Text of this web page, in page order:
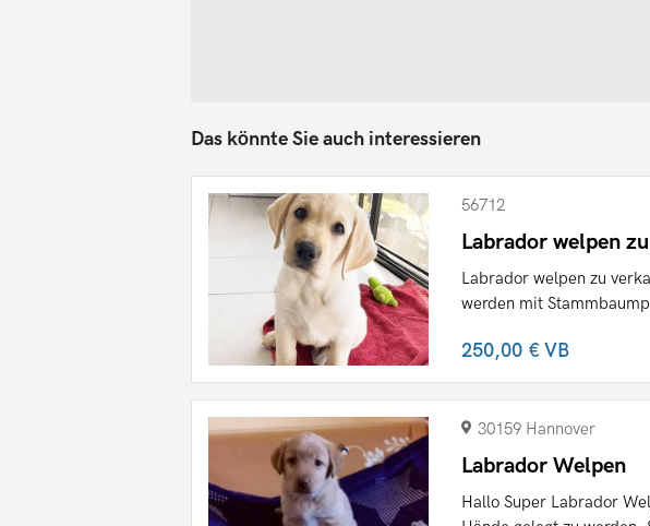
Das könnte Sie auch interessieren
56712
Labrador welpen
Labrador welpen zu
werden mit
250,00 €VB
30159 Hannover
Labrador Welpen
Hallo Super Labrador